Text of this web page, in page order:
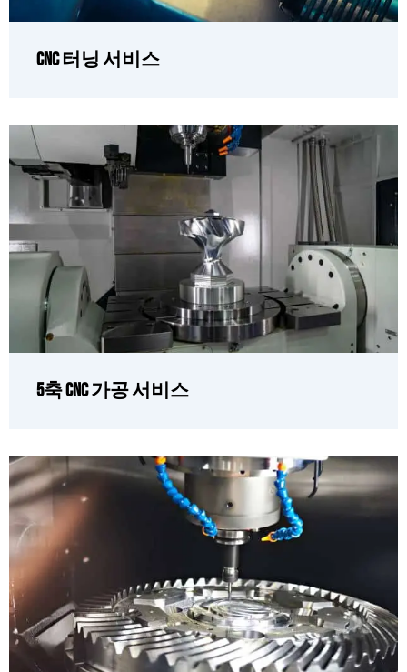
CNC 터닝 서비스
5축 CNC 가공 서비스